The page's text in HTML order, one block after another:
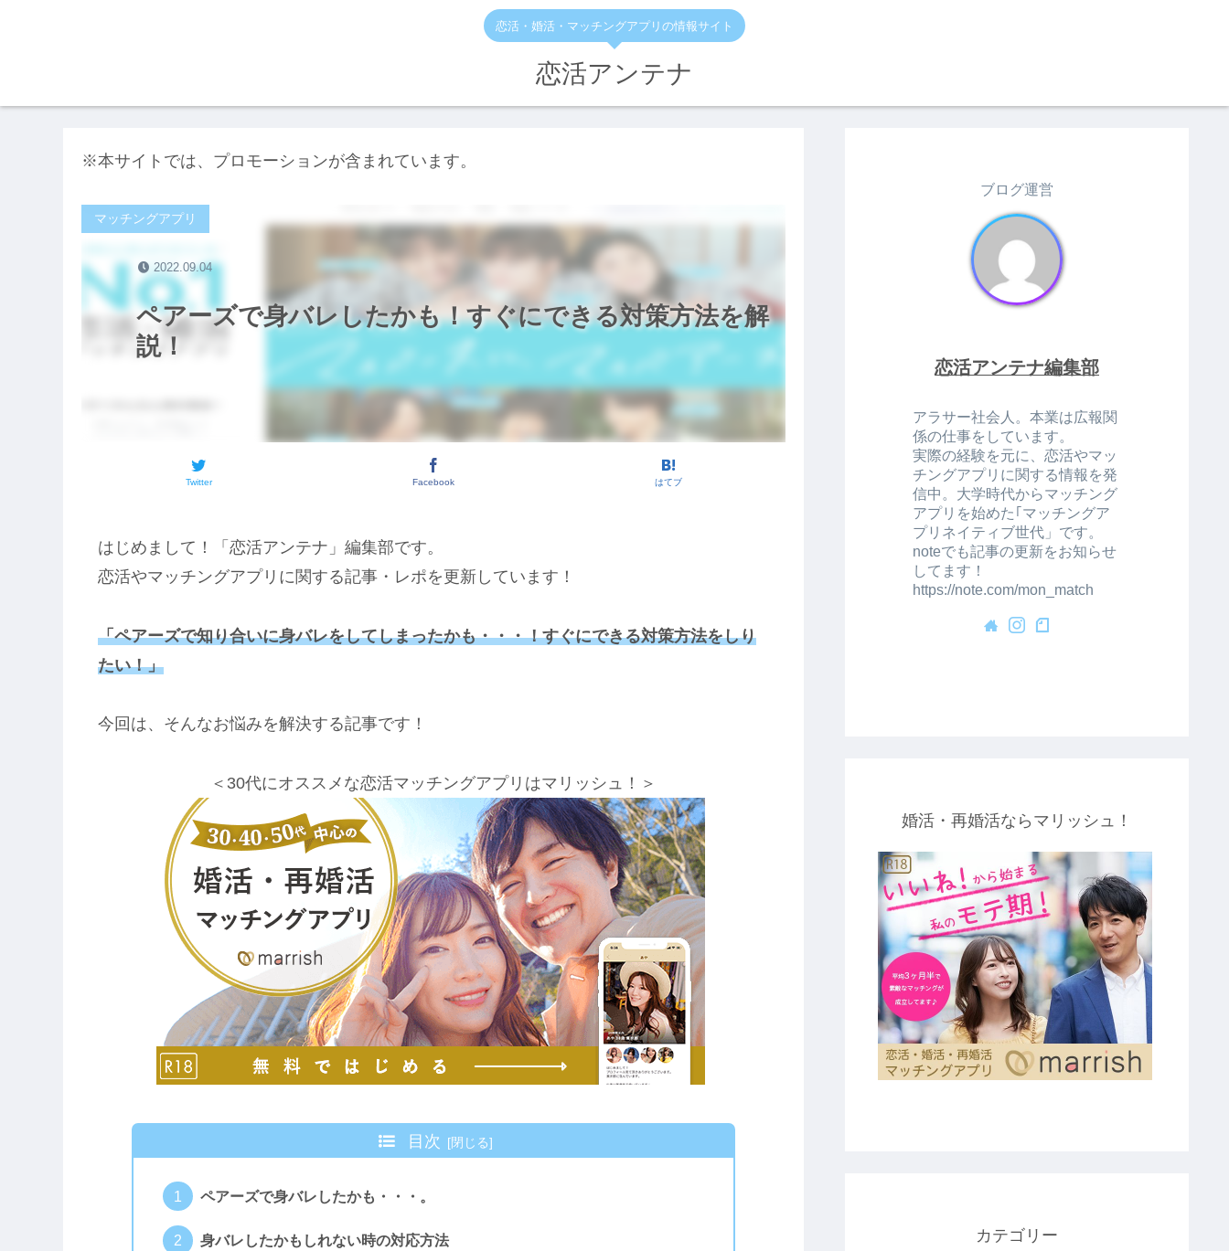
恋活・婚活・マッチングアプリの情報サイト
恋活アンテナ
※本サイトでは、プロモーションが含まれています。
ペアーズで身バレしたかも！すぐにできる対策方法を解
説！
マッチングアプリ
Twitter Facebook はてブ
2022.09.04
はじめまして！「恋活アンテナ」編集部です。
恋活やマッチングアプリに関する記事・レポを更新しています！
「ペアーズで知り合いに身バレをしてしまったかも・・・！すぐにできる対策方法をしり
たい！」
今回は、そんなお悩みを解決する記事です！
＜30代にオススメな恋活マッチングアプリはマリッシュ！＞
目次
ペアーズで身バレしたかも・・・。
身バレしたかもしれない時の対応方法
ブログ運営
恋活アンテナ編集部
アラサー社会人。本業は広報関
係の仕事をしています。
実際の経験を元に、恋活やマッ
チングアプリに関する情報を発
信中。大学時代からマッチング
アプリを始めた｢マッチングア
プリネイティブ世代」です。
noteでも記事の更新をお知らせ
してます！
https://note.com/mon_match
婚活・再婚活ならマリッシュ！
カテゴリー